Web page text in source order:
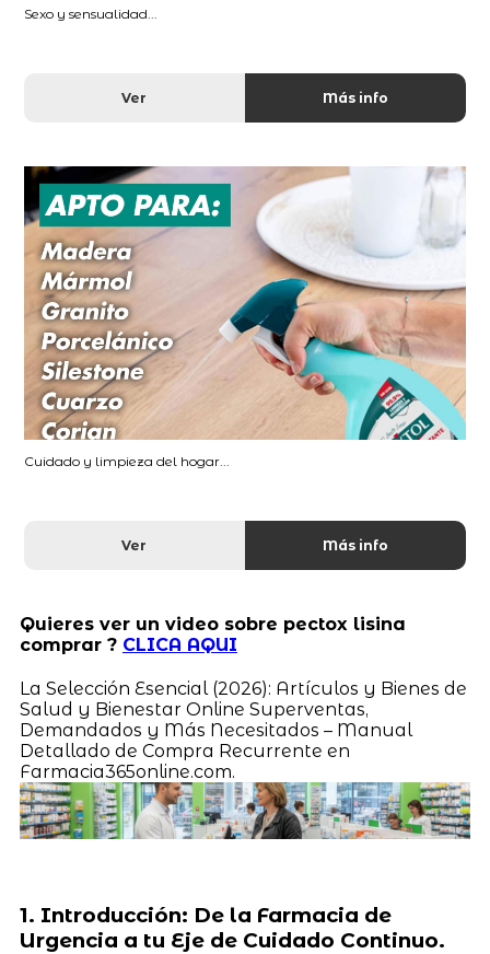
Sexo y sensualidad...
Ver Más info
Cuidado y limpieza del hogar...
Ver Más info
Quieres ver un video sobre pectox lisina
comprar ? CLICA AQUI
La Selección Esencial (2026): Artículos y Bienes de
Salud y Bienestar Online Superventas,
Demandados y Más Necesitados – Manual
Detallado de Compra Recurrente en
Farmacia365online.com.
1. Introducción: De la Farmacia de
Urgencia a tu Eje de Cuidado Continuo.